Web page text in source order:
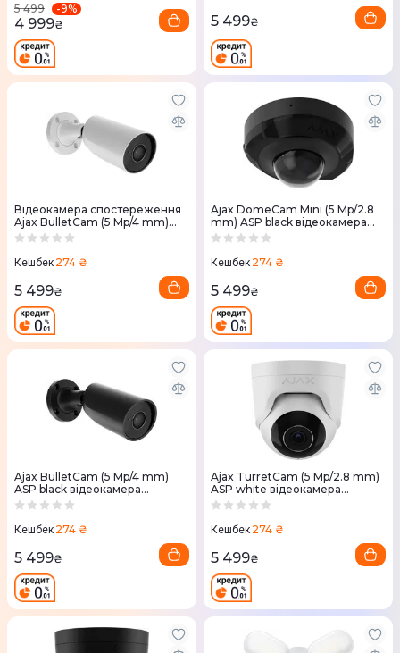
5 499
-9%
4 999₴ 5 499₴
Відеокамера спостереження
Ajax BulletCam (5 Mp/4 mm)
ASP white
Кешбек 274 ₴
5 499₴
Ajax DomeCam Mini (5 Mp/2.8
mm) ASP black відеокамера
спостереження
Кешбек 274 ₴
5 499₴
Ajax BulletCam (5 Mp/4 mm)
ASP black відеокамера
спостереження
Кешбек 274 ₴
5 499₴
Ajax TurretCam (5 Mp/2.8 mm)
ASP white відеокамера
спостереження
Кешбек 274 ₴
5 499₴